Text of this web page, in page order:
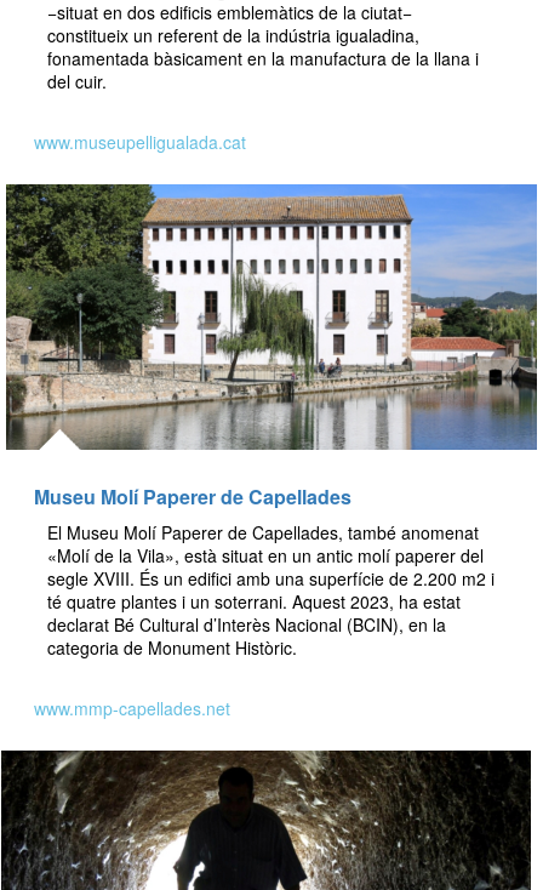
−situat en dos edificis emblemàtics de la ciutat−
constitueix un referent de la indústria igualadina,
fonamentada bàsicament en la manufactura de la llana i
del cuir.
www.museupelligualada.cat
Museu Molí Paperer de Capellades
El Museu Molí Paperer de Capellades, també anomenat
«Molí de la Vila», està situat en un antic molí paperer del
segle XVIII. És un edifici amb una superfície de 2.200 m2 i
té quatre plantes i un soterrani. Aquest 2023, ha estat
declarat Bé Cultural d’Interès Nacional (BCIN), en la
categoria de Monument Històric.
www.mmp-capellades.net